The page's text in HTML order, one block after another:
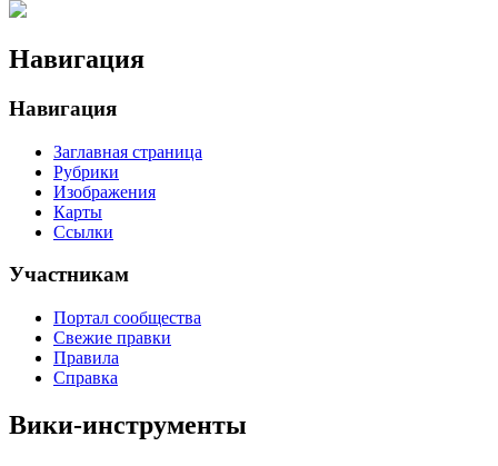
Навигация
Навигация
Заглавная страница
Рубрики
Изображения
Карты
Ссылки
Участникам
Портал сообщества
Свежие правки
Правила
Справка
Вики-инструменты